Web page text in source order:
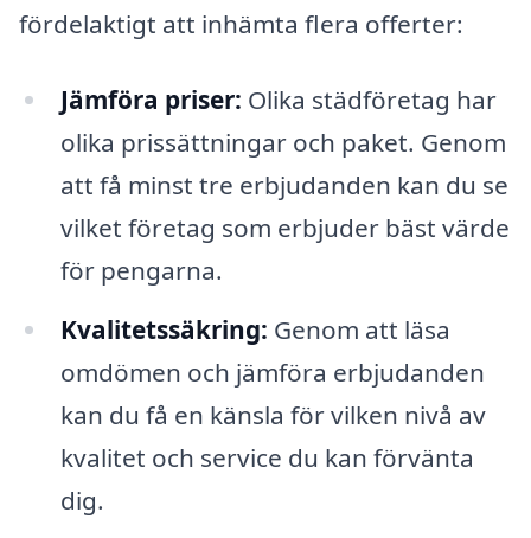
fördelaktigt att inhämta flera offerter:
Jämföra priser: Olika städföretag har
olika prissättningar och paket. Genom
att få minst tre erbjudanden kan du se
vilket företag som erbjuder bäst värde
för pengarna.
Kvalitetssäkring: Genom att läsa
omdömen och jämföra erbjudanden
kan du få en känsla för vilken nivå av
kvalitet och service du kan förvänta
dig.